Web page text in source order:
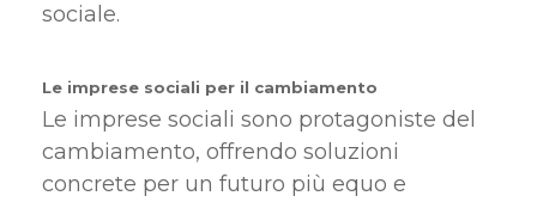
sociale.
Le imprese sociali per il cambiamento
Le imprese sociali sono protagoniste del
cambiamento, offrendo soluzioni
concrete per un futuro più equo e